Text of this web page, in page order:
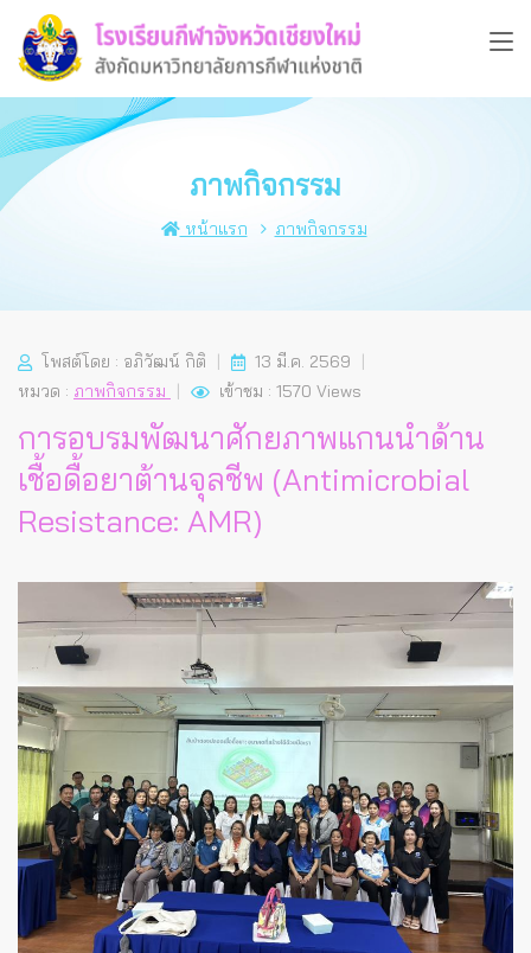
ภาพกิจกรรม
หน้าแรก ภาพกิจกรรม
โพสต์โดย : อภิวัฒน์ กิติ
13 มี.ค. 2569
หมวด : ภาพกิจกรรม เข้าชม : 1570 Views
การอบรมพัฒนาศักยภาพแกนนำด้าน
เชื้อดื้อยาต้านจุลชีพ (Antimicrobial
Resistance: AMR)